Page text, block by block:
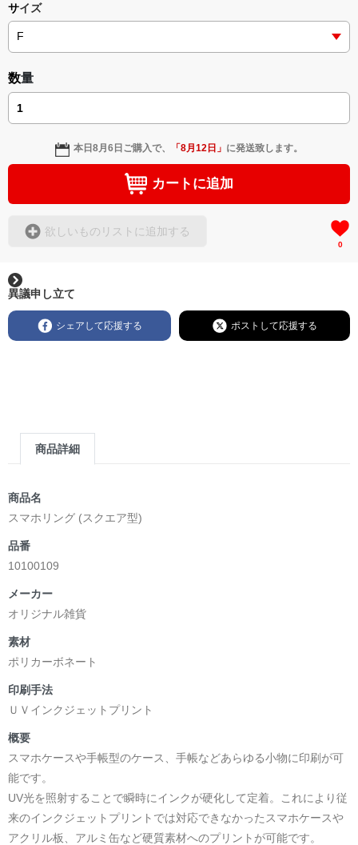
サイズ
数量
本日8月6日 ご購入で、 「8月12日 」 に発送致します。
カートに追加
欲しいものリストに追加する
0
異議申し立て
シェアして応援する ポストして応援する
商品詳細
商品名
スマホリング (スクエア型)
品番
10100109
メーカー
オリジナル雑貨
素材
ポリカーボネート
印刷手法
ＵＶインクジェットプリント
概要
スマホケースや手帳型のケース、手帳などあらゆる小物に印刷が可
能です。
UV光を照射することで瞬時にインクが硬化して定着。これにより従
来のインクジェットプリントでは対応できなかったスマホケースや
アクリル板、アルミ缶など硬質素材へのプリントが可能です。